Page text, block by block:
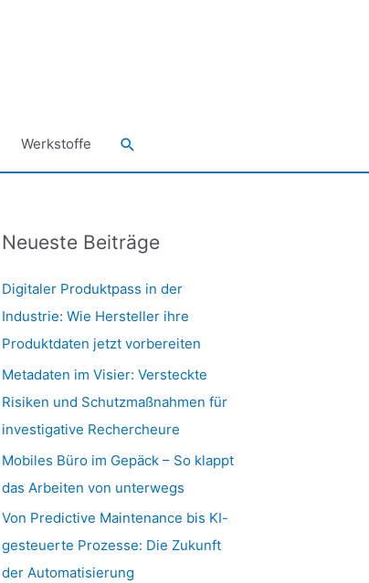
Werkstoffe Suchen
Neueste Beiträge
Digitaler Produktpass in der
Industrie: Wie Hersteller ihre
Produktdaten jetzt vorbereiten
Metadaten im Visier: Versteckte
Risiken und Schutzmaßnahmen für
investigative Rechercheure
Mobiles Büro im Gepäck – So klappt
das Arbeiten von unterwegs
Von Predictive Maintenance bis KI-
gesteuerte Prozesse: Die Zukunft
der Automatisierung